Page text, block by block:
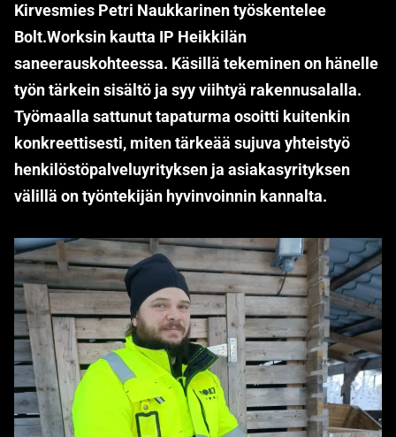
Kirvesmies Petri Naukkarinen työskentelee
Bolt.Worksin kautta IP Heikkilän
saneerauskohteessa. Käsillä tekeminen on hänelle
työn tärkein sisältö ja syy viihtyä rakennusalalla.
Työmaalla sattunut tapaturma osoitti kuitenkin
konkreettisesti, miten tärkeää sujuva yhteistyö
henkilöstöpalveluyrityksen ja asiakasyrityksen
välillä on työntekijän hyvinvoinnin kannalta.